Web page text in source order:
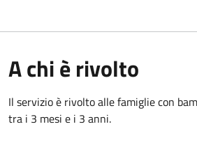
A chi è rivolto
Il servizio è rivolto alle famiglie con
tra i 3 mesi e i 3 anni.